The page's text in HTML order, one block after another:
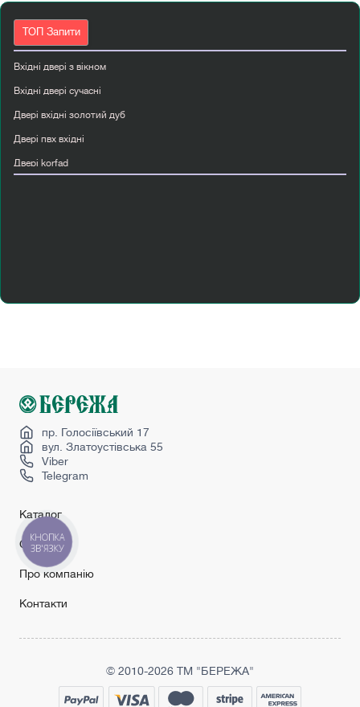
ТОП Запити
Вхідні двері з вікном
Вхідні двері сучасні
Двері вхідні золотий дуб
Двері пвх вхідні
Двері korfad
Лофт перегородка
Пан ясень
Світлі міжкімнатні двері
пр. Голосіївський 17
вул. Златоустівська 55
Viber
Telegram
Каталог
Сервіс
Про компанію
Контакти
© 2010-2026 ТМ "БЕРЕЖА"
КНОПКА
ЗВ'ЯЗКУ